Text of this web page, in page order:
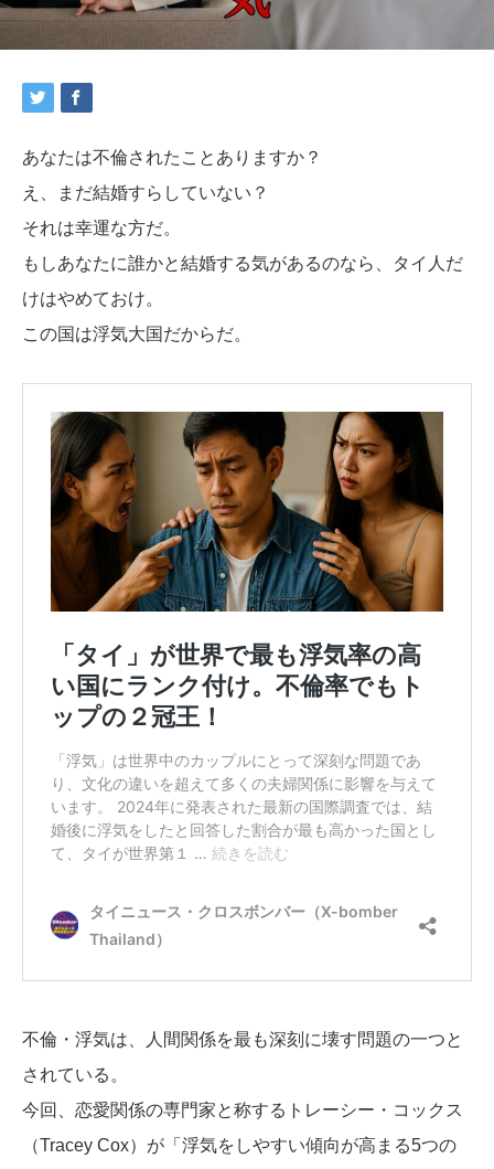
あなたは不倫されたことありますか？
え、まだ結婚すらしていない？
それは幸運な方だ。
もしあなたに誰かと結婚する気があるのなら、タイ人だ
けはやめておけ。
この国は浮気大国だからだ。
不倫・浮気は、人間関係を最も深刻に壊す問題の一つと
されている。
今回、恋愛関係の専門家と称するトレーシー・コックス
（Tracey Cox）が「浮気をしやすい傾向が高まる5つの